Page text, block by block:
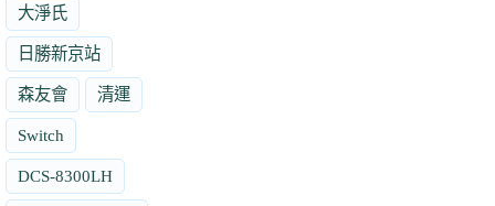
大淨氏
日勝新京站
森友會 清運
Switch
DCS-8300LH